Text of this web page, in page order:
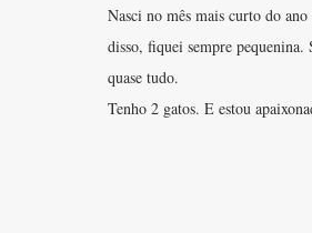
Nasci no mês mais curto do
disso, fiquei sempre
quase tudo.
Tenho 2 gatos. E estou